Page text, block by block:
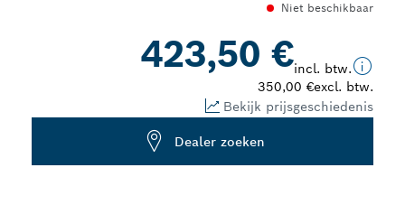
Niet beschikbaar
423,50 €incl. btw.
350,00 €excl. btw.
Bekijk prijsgeschiedenis
Dealer zoeken